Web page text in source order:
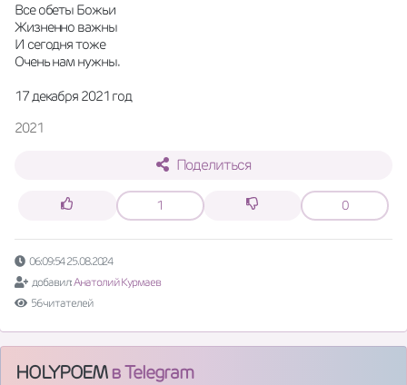
Все обеты Божьи
Жизненно важны
И сегодня тоже
Очень нам нужны.
17 декабря 2021 год
2021
Поделиться
1 0
06:09:54 25.08.2024
добавил:Анатолий Курмаев
56 читателей
HOLYPOEMв Telegram